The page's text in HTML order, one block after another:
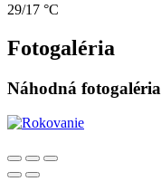
29/17 °C
Fotogaléria
Náhodná fotogaléria